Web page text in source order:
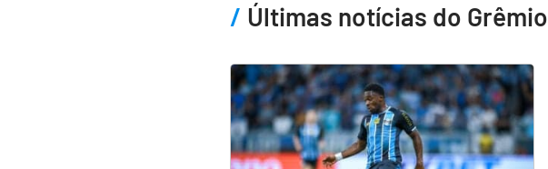
Últimas notícias do Grêmio